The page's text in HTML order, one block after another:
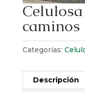
caminos
Categorías:
Descripción